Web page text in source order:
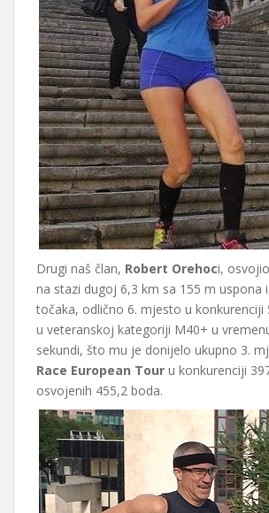
Drugi naš član, Robert Orehoci,
na stazi dugoj 6,3 km sa 155 m uspona
točaka, odlično 6. mjesto u konkurenciji
u veteranskoj kategoriji M40+ u
sekundi, što mu je donijelo ukupno 3.
Race European Tour u konkurenciji
osvojenih 455,2 boda.